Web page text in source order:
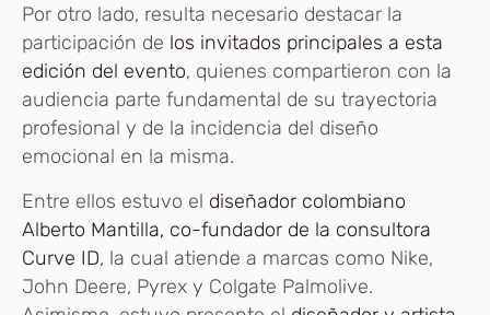
Por otro lado, resulta necesario destacar la
participación de los invitados principales a esta
edición del evento, quienes compartieron con la
audiencia parte fundamental de su trayectoria
profesional y de la incidencia del diseño
emocional en la misma.
Entre ellos estuvo el diseñador colombiano
Alberto Mantilla, co-fundador de la consultora
Curve ID, la cual atiende a marcas como Nike,
John Deere, Pyrex y Colgate Palmolive.